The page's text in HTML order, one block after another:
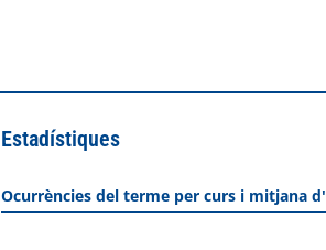
Estadístiques
Ocurrències del terme per curs i mitjana